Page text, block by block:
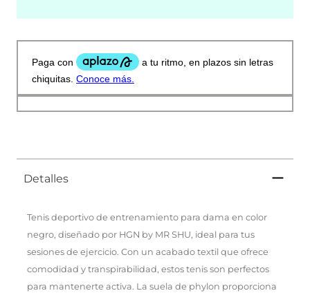
Detalles
Tenis deportivo de entrenamiento para dama en color
negro, diseñado por HGN by MR SHU, ideal para tus
sesiones de ejercicio. Con un acabado textil que ofrece
comodidad y transpirabilidad, estos tenis son perfectos
para mantenerte activa. La suela de phylon proporciona